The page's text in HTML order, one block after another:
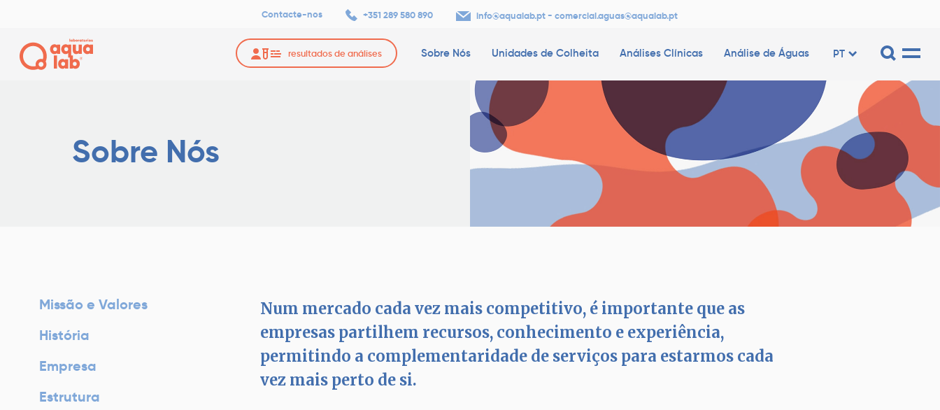
Contacte-nos +351 289 580 890 info@aqualab.pt - comercial.aguas@aqualab.pt
resultados de análises Sobre Nós Unidades de Colheita Análises Clínicas Análise de Águas PT
Sobre Nós
Parcerias
Missão e Valores
História
Empresa
Estrutura
Num mercado cada vez mais competitivo, é importante que as
empresas partilhem recursos, conhecimento e experiência,
permitindo a complementaridade de serviços para estarmos cada
vez mais perto de si.